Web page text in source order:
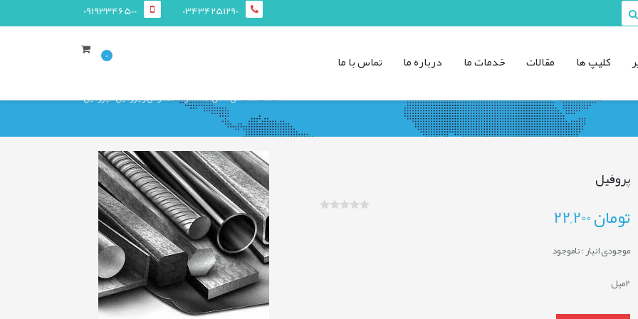
03434251290
09193346500
0 کليپ ها مقالات خدمات ما درباره ما تماس با ما
صفحه ی اصلی محصولات قوطی و پروفيل پروفیل
پروفیل
تومان
موجودی انبار :ناموجود
2میل